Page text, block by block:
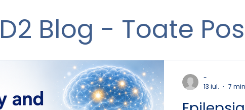
Blog - Toate
-
13 iul.
7